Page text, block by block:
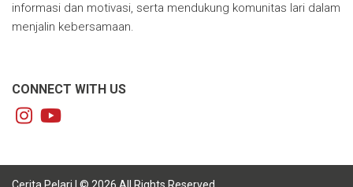
informasi dan motivasi, serta mendukung komunitas lari dalam
menjalin kebersamaan.
CONNECT WITH US